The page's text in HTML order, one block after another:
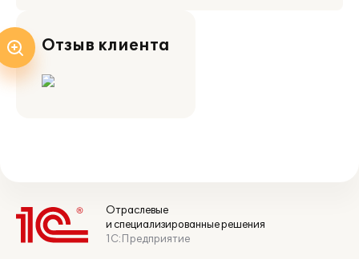
Отзыв клиента
Отраслевые
и специализированные решения
1С:Предприятие